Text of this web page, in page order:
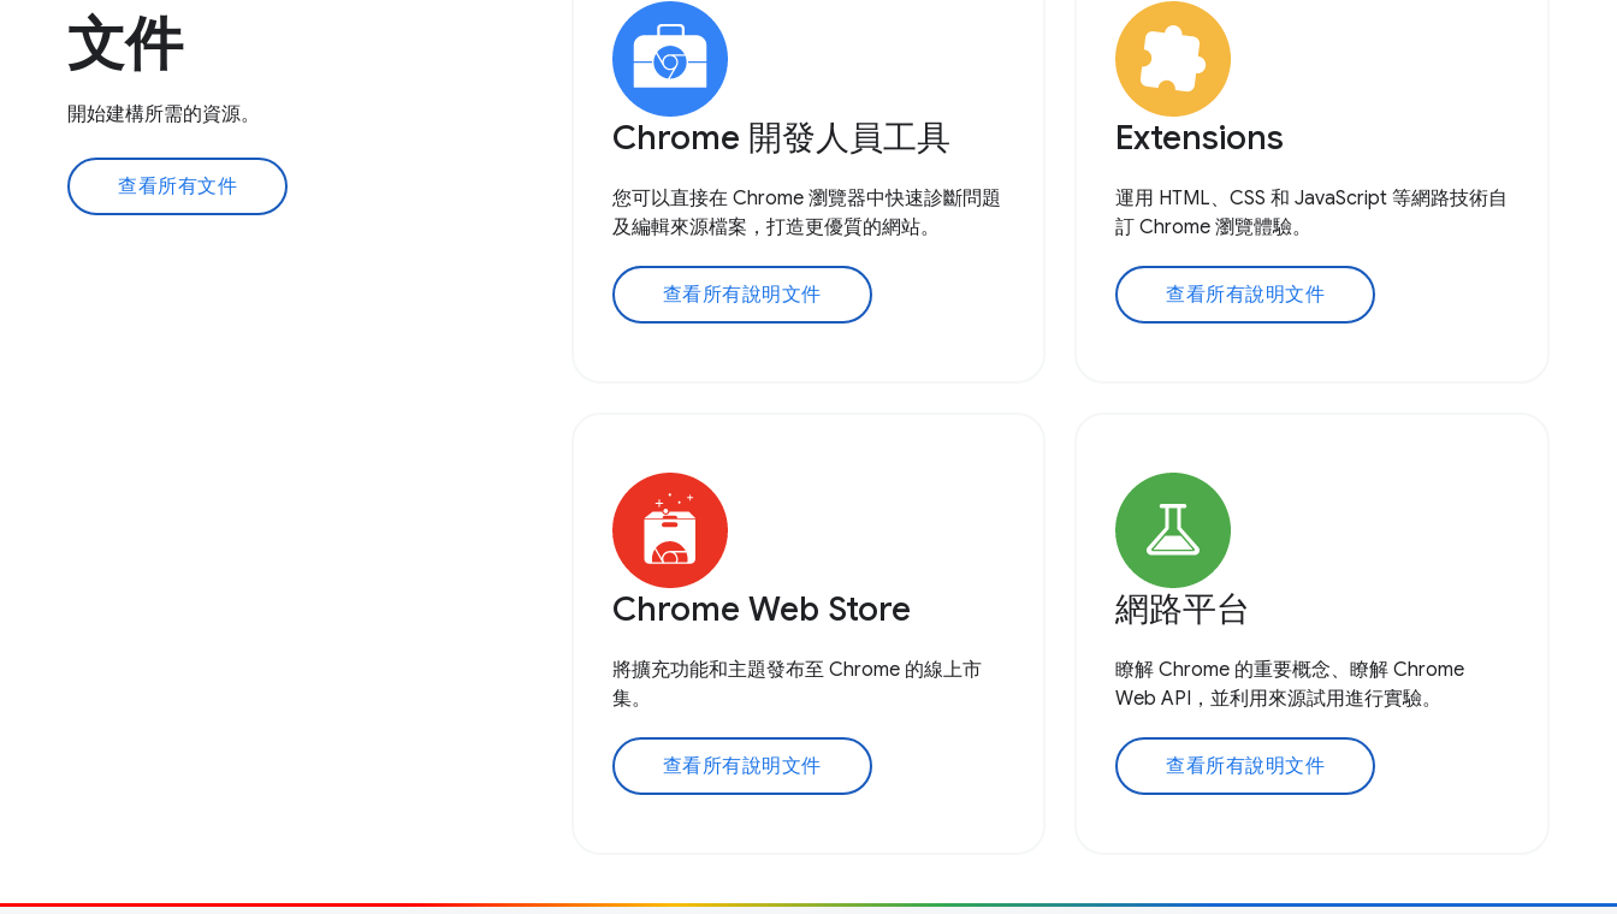
文件
開始建構所需的資源。
查看所有文件
Chrome 開發人員工具
您可以直接在 Chrome 瀏覽器中快速診斷問題
及編輯來源檔案，打造更優質的網站。
查看所有說明文件
Extensions
運用 HTML、CSS 和 JavaScript 等網路技術自
訂 Chrome 瀏覽體驗。
查看所有說明文件
Chrome Web Store
將擴充功能和主題發布至 Chrome 的線上市
集。
查看所有說明文件
網路平台
瞭解 Chrome 的重要概念、瞭解 Chrome
Web API，並利用來源試用進行實驗。
查看所有說明文件